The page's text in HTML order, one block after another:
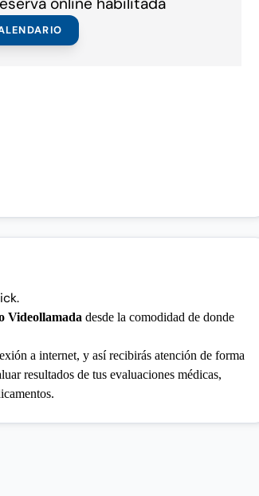
Videollamada desde la comodidad de donde
a internet, y así recibirás atención de forma
resultados de tus evaluaciones médicas,